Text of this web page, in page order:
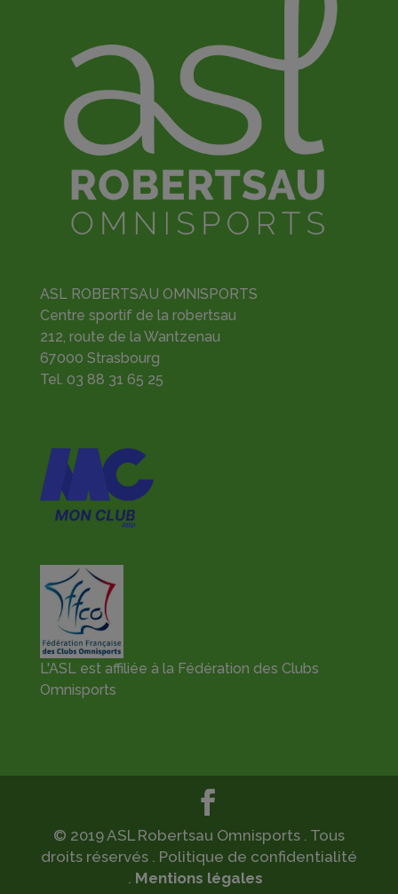
ASL ROBERTSAU OMNISPORTS
Centre sportif de la robertsau
212, route de la Wantzenau
67000 Strasbourg
Tel. 03 88 31 65 25
L'ASL est affiliée à la Fédération des Clubs
Omnisports
© 2019 ASL Robertsau Omnisports . Tous
droits réservés . Politique de confidentialité
. Mentions légales